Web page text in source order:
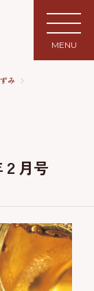
MENU
み
２月号